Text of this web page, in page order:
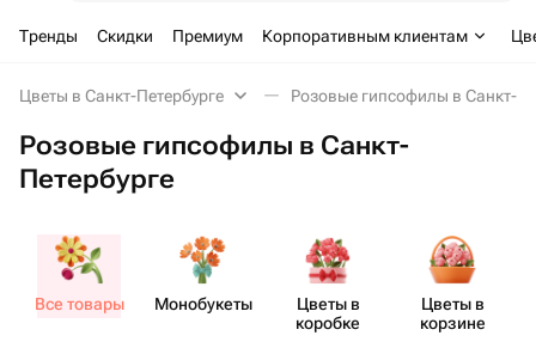
Тренды Скидки Премиум Корпоративным клиентам
Цветы в Санкт-Петербурге Розовые гипсофилы в Санкт-
Розовые гипсофилы в Санкт-
Петербурге
Все товары Моно​букеты
Цветы в
коробке
Цветы в
корзине